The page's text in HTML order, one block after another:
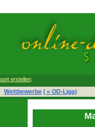
erstellen.
Wettbewerbe ( » OD-Liga)